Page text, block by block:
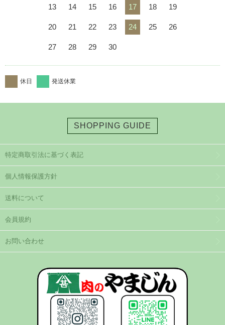
13 14 15 16 17 18 19
20 21 22 23 24 25 26
27 28 29 30
休日 発送休業
SHOPPING GUIDE
特定商取引法に基づく表記
個人情報保護方針
送料について
会員規約
お問い合わせ